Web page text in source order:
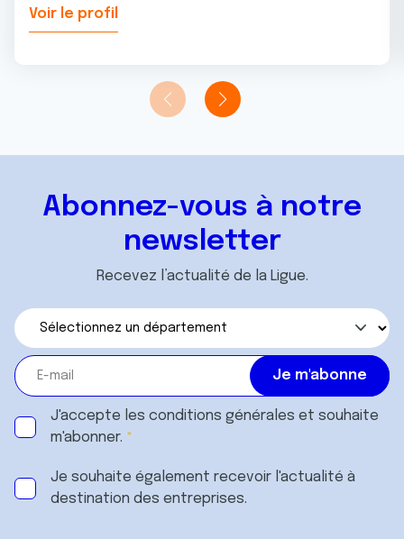
Voir le profil
Abonnez-vous à notre
newsletter
Recevez l’actualité de la Ligue.
J'accepte les conditions générales et souhaite
m'abonner.
Je souhaite également recevoir l'actualité à
destination des entreprises.